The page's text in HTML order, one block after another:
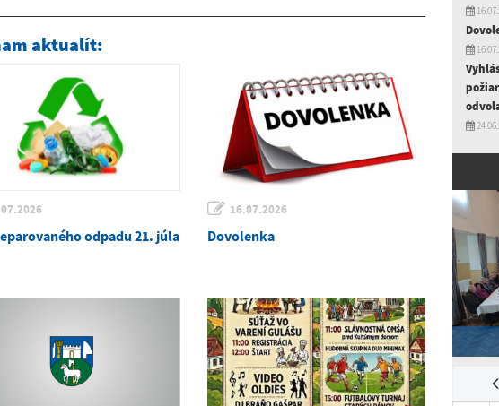
aktualít:
odpadu 21. júla
16.07.2026
Dovolenka